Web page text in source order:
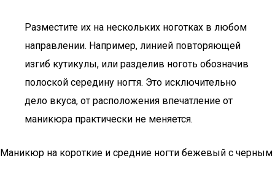
Разместите их на нескольких ноготках в любом
направлении. Например, линией повторяющей
изгиб кутикулы, или разделив ноготь обозначив
полоской середину ногтя. Это исключительно
дело вкуса, от расположения впечатление от
маникюра практически не меняется.
Маникюр на короткие и средние ногти бежевый с черным